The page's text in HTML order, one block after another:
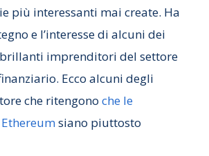
più interessanti mai create. Ha
e l’interesse di alcuni dei
imprenditori del settore
Ecco alcuni degli
che ritengono che le
siano piuttosto